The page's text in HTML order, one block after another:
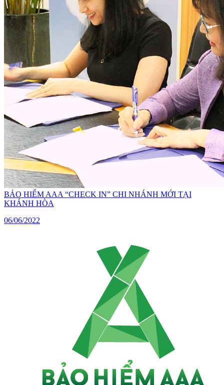
BẢO HIỂM AAA “CHECK IN” CHI NHÁNH MỚI TẠI
KHÁNH HÒA
06/06/2022